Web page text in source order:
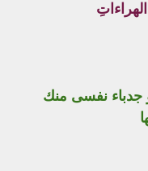
جدباء نفسى منك